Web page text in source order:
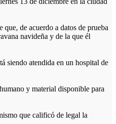
de acuerdo a datos de prueba
navideña y de la que él
siendo atendida en un hospital de
y material disponible para
que calificó de legal la